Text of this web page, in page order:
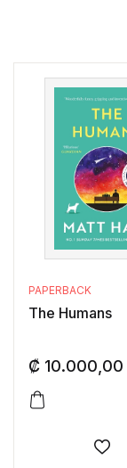
PAPERBACK
The Humans
₡ 10.000,00